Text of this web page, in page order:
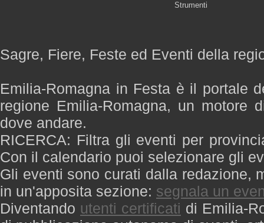
Strumenti
Sagre, Fiere, Feste ed Eventi della
Emilia-Romagna in Festa è il portale
regione Emilia-Romagna, un motore
dove andare.
RICERCA: Filtra gli eventi per
Con il calendario puoi selezionare gli
Gli eventi sono curati dalla redazione,
in un'apposita sezione: segnala un
Diventando utenti certificati di Emilia-